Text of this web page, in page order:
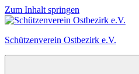
Zum Inhalt springen
Schützenverein Ostbezirk e.V.